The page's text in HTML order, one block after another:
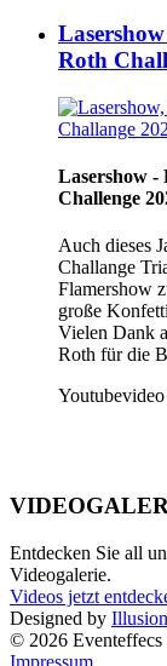
Roth
Lasershow -
Challenge
Auch dieses
Challange
Flamershow
große
Vielen Dank
Roth für die
Entdecken Sie all
Videogalerie.
Videos jetzt
Designed by
© 2026 Eventeffecs
Impressum